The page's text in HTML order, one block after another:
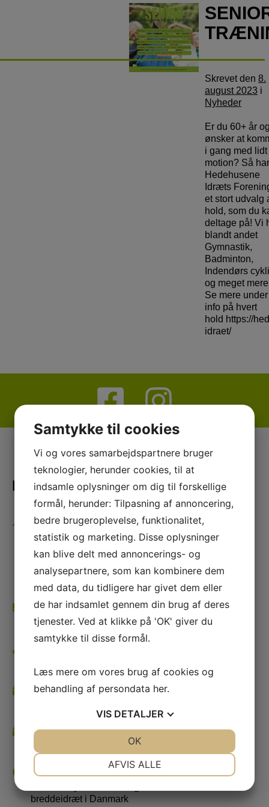
Skrevetden 8.
august 2023 i
Nyheder
Er du 60+ år
ønsker at
i gang med lidt
motion? Så har
Hedehusene
Idræts
et stort udvalg
hold, som du
deltage på! Vi
blandt andet
Gymnastik,
Badminton,
Indendørs
og meget
Se mere under
info på hvert
hold https://
idraet/
Hedehusene Idræts Forening
Adresser
Se alle adresserne her
Postnr. & by
CVR
32912087
Bestyrelsen
Kasserer
kasserer@hedehuseneif.dk
Links
breddeidræt i Danmark
Samtykke til cookies
Vi og vores samarbejdspartnere bruger
teknologier, herunder cookies, til at
indsamle oplysninger om dig til forskellige
formål, herunder: Tilpasning af annoncering,
bedre brugeroplevelse, funktionalitet,
statistik og marketing. Disse oplysninger
kan blive delt med annoncerings- og
analysepartnere, som kan kombinere dem
med data, du tidligere har givet dem eller
de har indsamlet gennem din brug af deres
tjenester. Ved at klikke på 'OK' giver du
samtykke til disse formål.
Læs mere om vores brug af cookies og
behandling af persondata her.
VIS DETALJER
MARKETING
AFVIS ALLE
OK